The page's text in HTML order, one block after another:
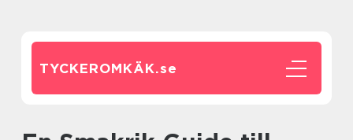
TYCKEROMKÄK.se